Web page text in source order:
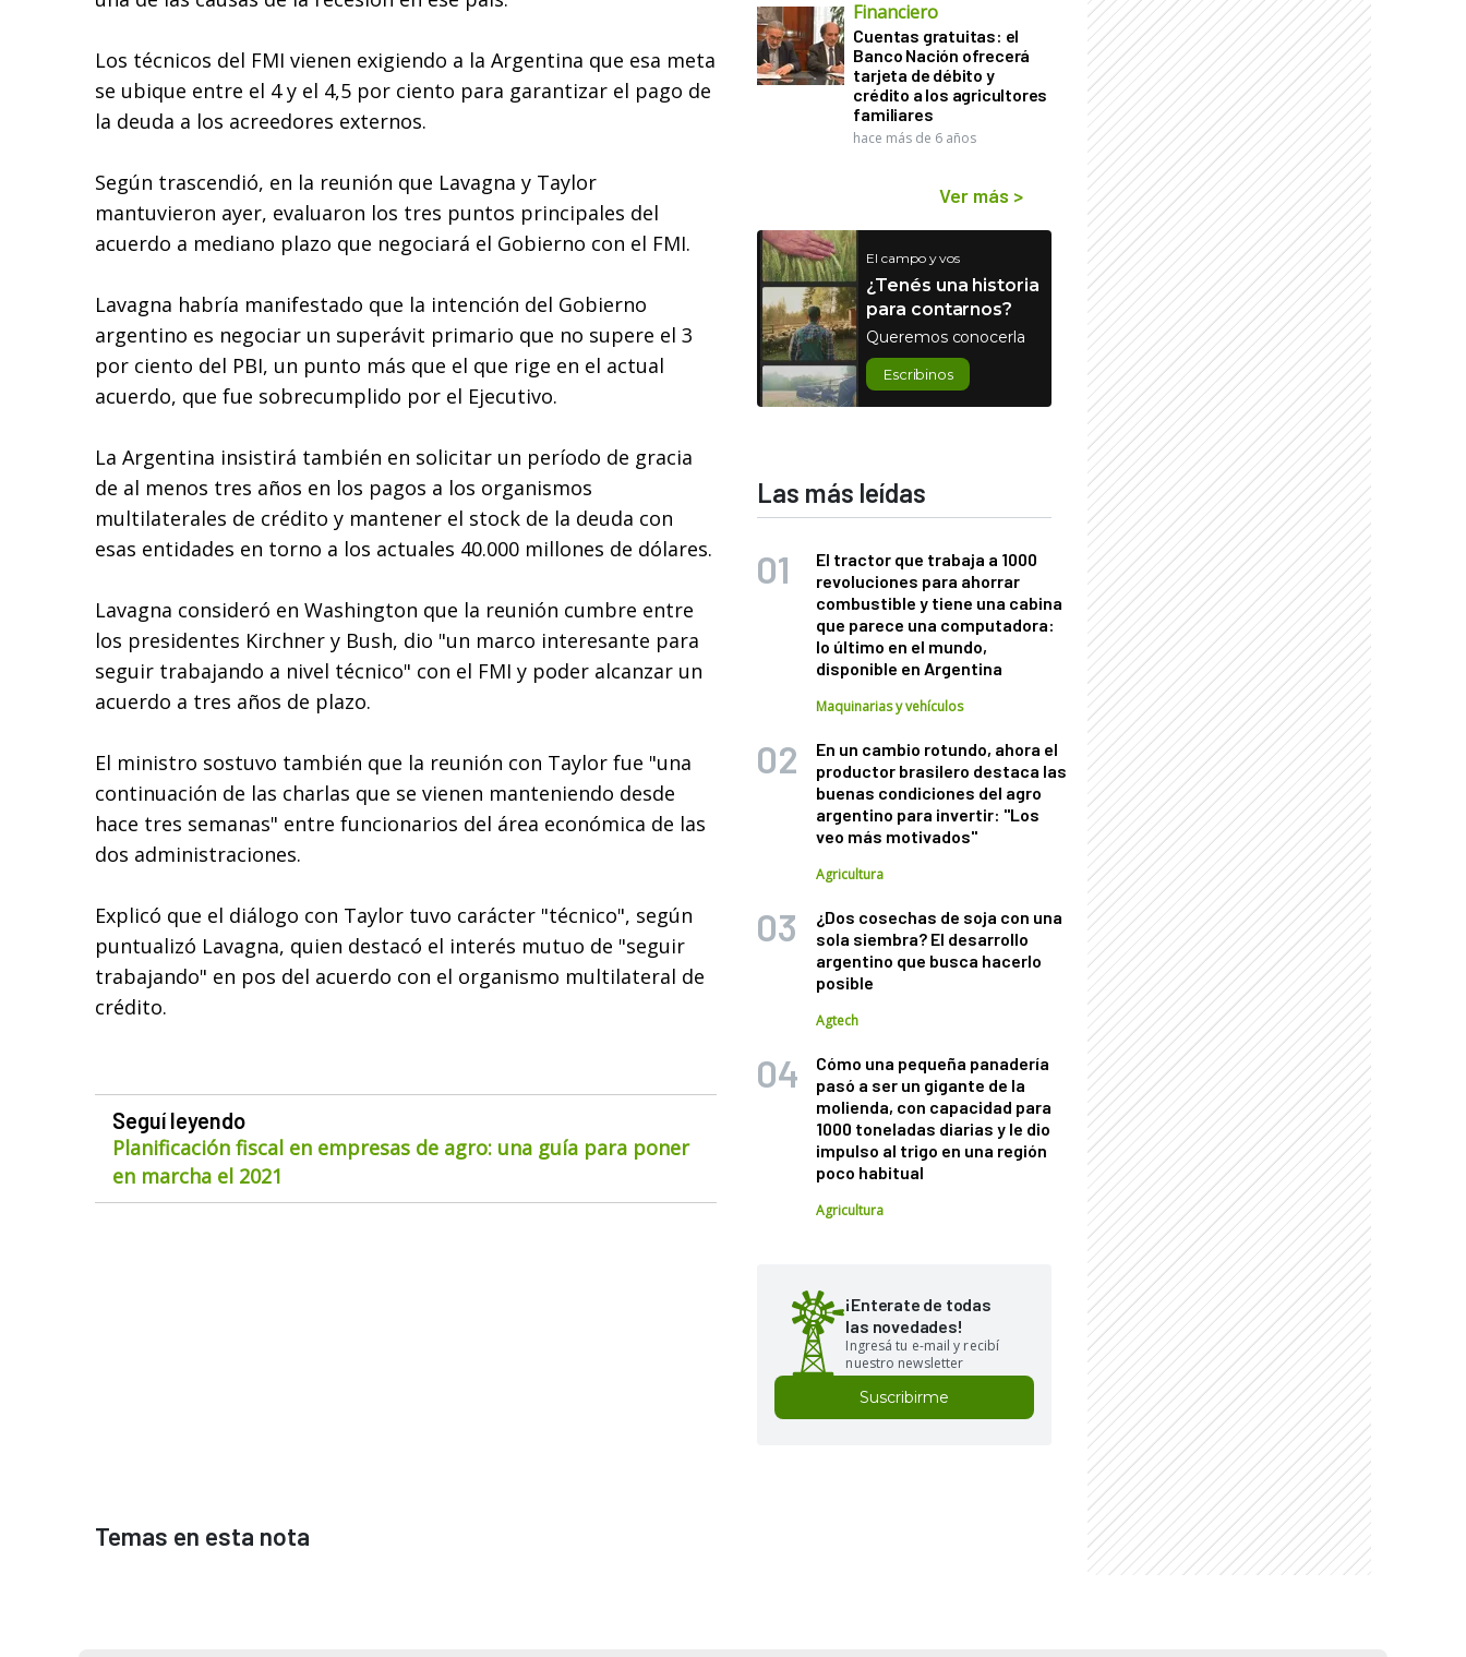
Los técnicos del FMI vienen exigiendo a la Argentina que esa meta
se ubique entre el 4 y el 4,5 por ciento para garantizar el pago de
la deuda a los acreedores externos.
Según trascendió, en la reunión que Lavagna y Taylor
mantuvieron ayer, evaluaron los tres puntos principales del
acuerdo a mediano plazo que negociará el Gobierno con el FMI.
Lavagna habría manifestado que la intención del Gobierno
argentino es negociar un superávit primario que no supere el 3
por ciento del PBI, un punto más que el que rige en el actual
acuerdo, que fue sobrecumplido por el Ejecutivo.
La Argentina insistirá también en solicitar un período de gracia
de al menos tres años en los pagos a los organismos
multilaterales de crédito y mantener el stock de la deuda con
esas entidades en torno a los actuales 40.000 millones de dólares.
Lavagna consideró en Washington que la reunión cumbre entre
los presidentes Kirchner y Bush, dio "un marco interesante para
seguir trabajando a nivel técnico" con el FMI y poder alcanzar un
acuerdo a tres años de plazo.
El ministro sostuvo también que la reunión con Taylor fue "una
continuación de las charlas que se vienen manteniendo desde
hace tres semanas" entre funcionarios del área económica de las
dos administraciones.
Explicó que el diálogo con Taylor tuvo carácter "técnico", según
puntualizó Lavagna, quien destacó el interés mutuo de "seguir
trabajando" en pos del acuerdo con el organismo multilateral de
crédito.
Seguí leyendo
Planificación fiscal en empresas de agro: una guía para poner
en marcha el 2021
Financiero
Cuentas gratuitas: el
Banco Nación ofrecerá
tarjeta de débito y
crédito a los agricultores
familiares
hace más de 6 años
Ver más >
El campo y vos
¿Tenés una historia
para contarnos?
Queremos conocerla
Escribinos
Las más leídas
El tractor que trabaja a 1000
revoluciones para ahorrar
combustible y tiene una cabina
que parece una computadora:
lo último en el mundo,
disponible en Argentina
Maquinarias y vehículos
En un cambio rotundo, ahora el
productor brasilero destaca las
buenas condiciones del agro
argentino para invertir: "Los
veo más motivados"
Agricultura
¿Dos cosechas de soja con una
sola siembra? El desarrollo
argentino que busca hacerlo
posible
Agtech
Cómo una pequeña panadería
pasó a ser un gigante de la
molienda, con capacidad para
1000 toneladas diarias y le dio
impulso al trigo en una región
poco habitual
Agricultura
¡Enterate de todas
las novedades!
Ingresá tu e-mail y recibí
nuestro newsletter
Suscribirme
Temas en esta nota